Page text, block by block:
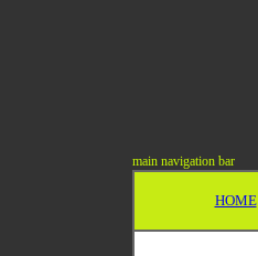
main navigation bar
HOME